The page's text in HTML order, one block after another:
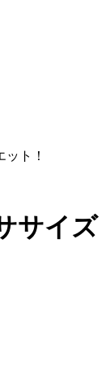
ト！
サイズ